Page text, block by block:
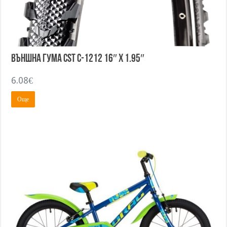
Външна гума CST C-1212 16″ x 1.95″
6.08€
Още